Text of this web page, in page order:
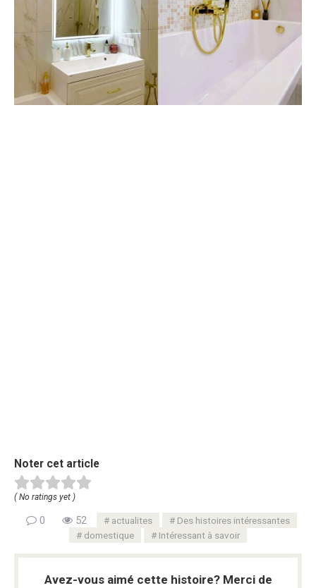
Noter cet article
( No ratings yet )
0 52 actualites
Des histoires intéressantes
domestique
Intéressant à savoir
Avez-vous aimé cette histoire? Merci de